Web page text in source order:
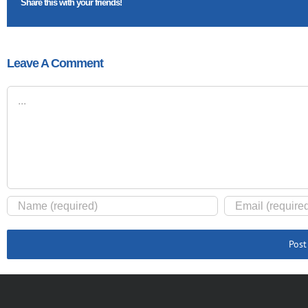
Share this with your friends!
Leave A Comment
Comment